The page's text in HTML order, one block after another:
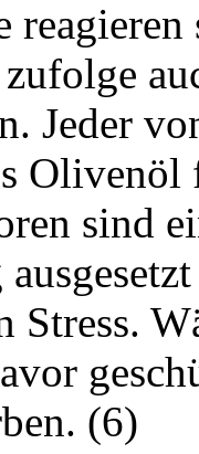
Jeder
sind
Stress.
(6)